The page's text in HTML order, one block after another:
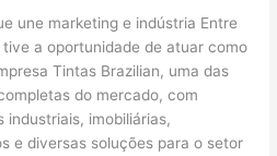
une marketing e indústria Entre
a oportunidade de atuar como
Tintas Brazilian, uma das
do mercado, com
imobiliárias,
e diversas soluções para o setor